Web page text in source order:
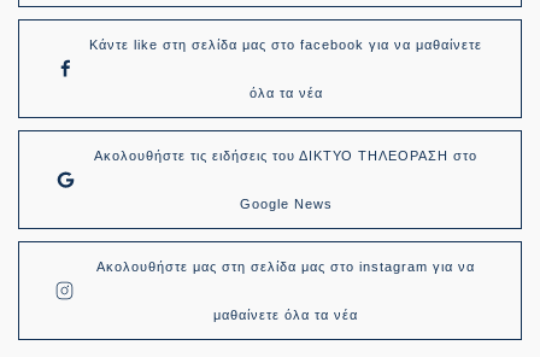
Κάντε like στη σελίδα μας στο facebook για να μαθαίνετε
όλα τα νέα
Ακολουθήστε τις ειδήσεις του ΔΙΚΤΥΟ ΤΗΛΕΟΡΑΣΗ στο
Google News
Ακολουθήστε μας στη σελίδα μας στο instagram για να
μαθαίνετε όλα τα νέα